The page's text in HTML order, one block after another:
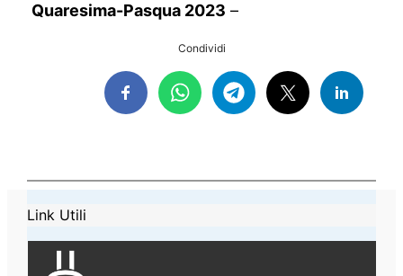
Quaresima-Pasqua 2023 –
Condividi
Link Utili